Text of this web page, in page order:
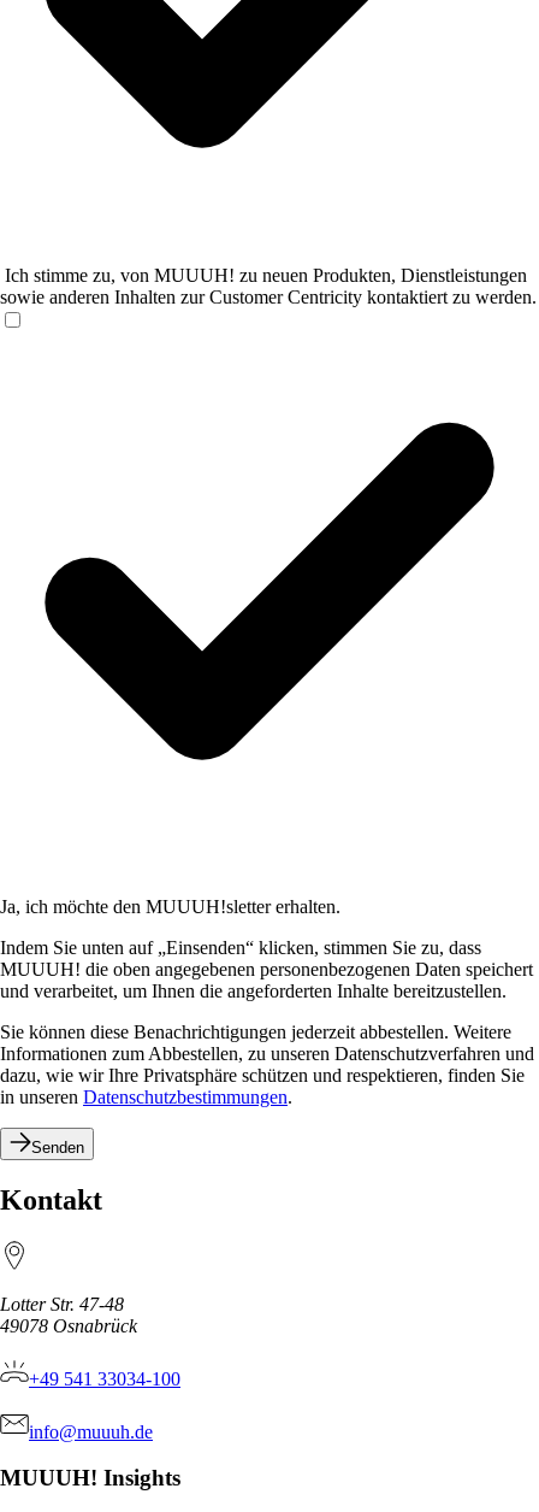
Ich stimme zu, von MUUUH! zu neuen Produkten, Dienstleistungen
sowie anderen Inhalten zur Customer Centricity kontaktiert zu werden.
Ja, ich möchte den MUUUH!sletter erhalten.
Indem Sie unten auf „Einsenden“ klicken, stimmen Sie zu, dass
MUUUH! die oben angegebenen personenbezogenen Daten speichert
und verarbeitet, um Ihnen die angeforderten Inhalte bereitzustellen.
Sie können diese Benachrichtigungen jederzeit abbestellen. Weitere
Informationen zum Abbestellen, zu unseren Datenschutzverfahren und
dazu, wie wir Ihre Privatsphäre schützen und respektieren, finden Sie
in unseren Datenschutzbestimmungen.
Senden
Kontakt
Lotter Str. 47-48
49078 Osnabrück
+49 541 33034-100
info@muuuh.de
MUUUH! Insights